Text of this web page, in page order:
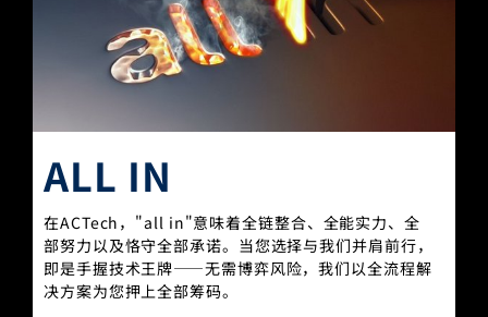
ALL IN
在ACTech，"all in"意味着‌全链整合、全能实力、全
部努力以及恪守全部承诺‌。当您选择与我们并肩前行，
即是手握‌技术王牌‌——无需博弈风险，我们以‌全流程解
决方案‌为您押上全部筹码。